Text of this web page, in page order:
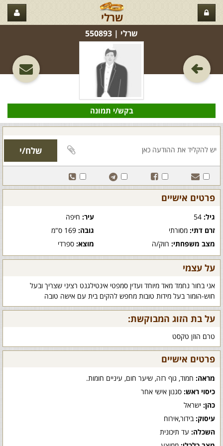
שרלי
שרלי‏ | 550893
בקש/י תמונה
פרטים אישיים
גיל: עיר:חיפה
זרם דתי: מסורתי גובה:169 ס"מ
מצב משפחתי: רווק/ה מוצא:ספרדי
על עצמי
אני בחור נחמד מאד מיוחד ועדין סמפטי אינטילגנט רציני שצריך ובעל
חוש-הומור בעל מידות טובות מחפש להקים בית עם אישה טובה
על בת הזוג המבוקשת:
טרם הוזן טקסט
פרטים אישיים
מראה: חמוד, גוף רזה, שיער חום, עיניים חומות.
כיסוי ראש: סגנון אישי אחר
כהן: ישראל
עיסוק: בידור,אירוח
השכלה: עד תיכונית